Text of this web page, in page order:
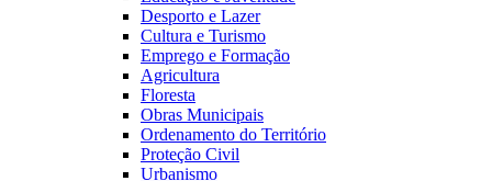
Desporto e Lazer
Cultura e Turismo
Emprego e Formação
Agricultura
Floresta
Obras Municipais
Ordenamento do Território
Proteção Civil
Urbanismo